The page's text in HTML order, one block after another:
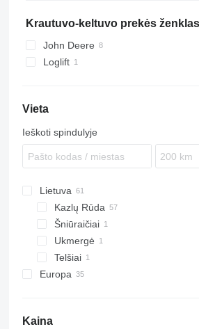
Krautuvo-keltuvo prekės ženklas
John Deere
Loglift
Vieta
Ieškoti spindulyje
Lietuva
Kazlų Rūda
Šniūraičiai
Ukmergė
Telšiai
Europa
Kaina